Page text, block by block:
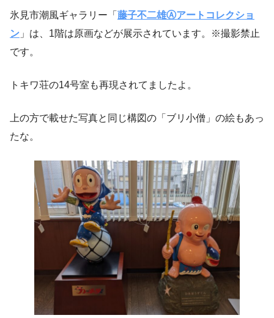
氷見市潮風ギャラリー「 藤子不二雄Ⓐアートコレクショ
ン 」は、1階は原画などが展示されています。※撮影禁止
です。
トキワ荘の14号室も再現されてましたよ。
上の方で載せた写真と同じ構図の「ブリ小僧」の絵もあっ
たな。